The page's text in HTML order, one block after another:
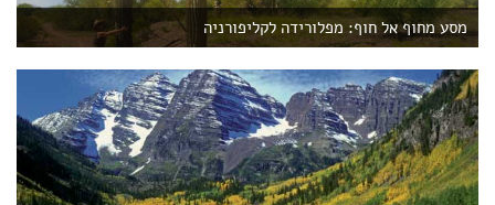
מסע מחוף אל חוף: מפלורידה לקליפורניה